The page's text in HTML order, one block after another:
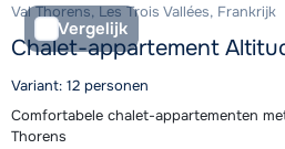
Vergelijk
Val Thorens, Les Trois Vallées, Frankrijk
Chalet-appartement
Variant: 12 personen
Comfortabele chalet-appartementen
Thorens